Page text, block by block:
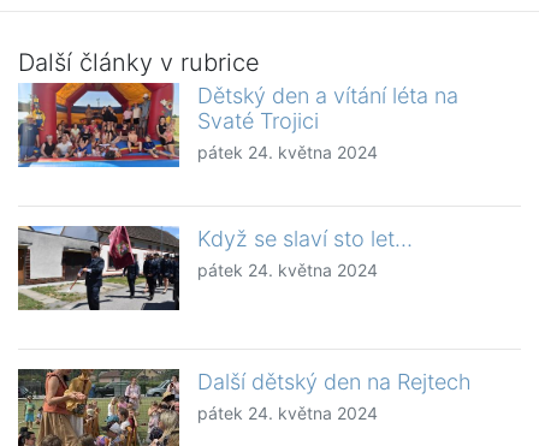
Další články v rubrice
Dětský den a vítání léta na
Svaté Trojici
pátek 24. května 2024
Když se slaví sto let…
pátek 24. května 2024
Další dětský den na Rejtech
pátek 24. května 2024